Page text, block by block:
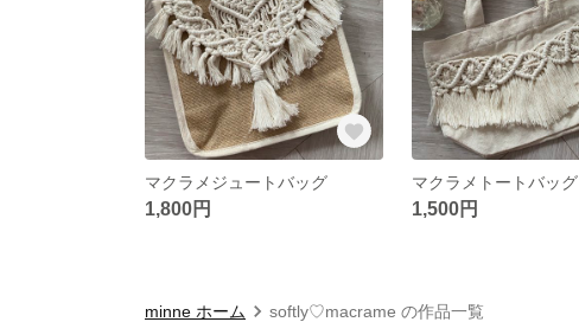
マクラメジュートバッグ
1,800円
マクラメトートバッグ
1,500円
minne ホーム softly♡macrame の作品一覧